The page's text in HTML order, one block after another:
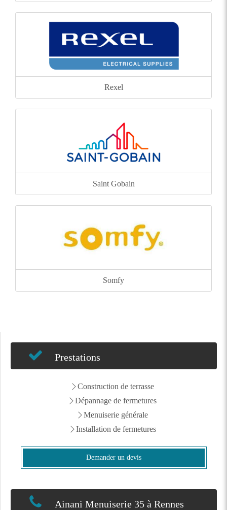
Rexel
Saint Gobain
Somfy
Prestations
Construction de terrasse
Dépannage de fermetures
Menuiserie générale
Installation de fermetures
Demander un devis
Ainani Menuiserie 35 à Rennes